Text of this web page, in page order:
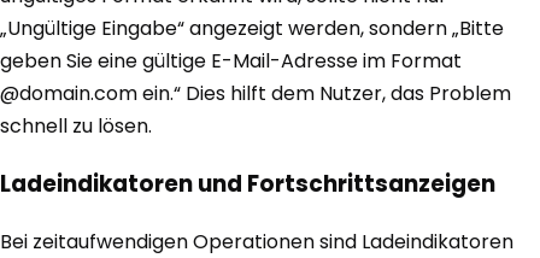
„Ungültige Eingabe“ angezeigt werden, sondern „Bitte
geben Sie eine gültige E-Mail-Adresse im Format
@domain.com ein.“ Dies hilft dem Nutzer, das Problem
schnell zu lösen.
Ladeindikatoren und Fortschrittsanzeigen
Bei zeitaufwendigen Operationen sind Ladeindikatoren